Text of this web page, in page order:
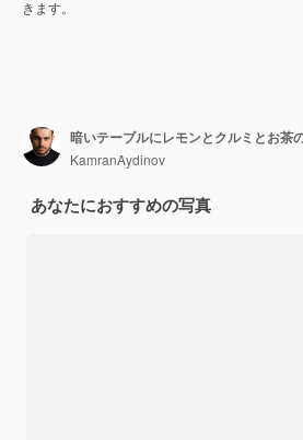
きます。
暗いテーブルにレモンとクルミとお茶
KamranAydinov
あなたにおすすめの写真